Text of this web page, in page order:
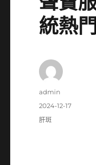
統熱
作
admin
發
佈
2024-12-17
分
肝斑